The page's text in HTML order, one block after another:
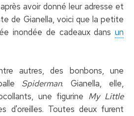
avoir donné leur adresse et
de Gianella, voici que la petite
inondée de cadeaux dansun
autres, des bonbons, une
Spiderman. Gianella, elle,
une figurine My Little
d'oreilles. Toutes deux furent